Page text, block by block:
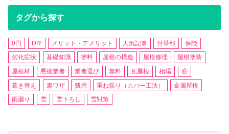
タグから探す
0円 DIY メリット・デメリット 人気記事 付帯部
保険
劣化症状
基礎知識 塗料 屋根の構造 屋根修理
屋根塗装
屋根材
悪徳業者 業者選び 無料 瓦屋根 相場
窓
葺き替え
裏ワザ 費用 重ね張り（カバー工法）
金属屋根
雨漏り
雪 雪下ろし 雪対策